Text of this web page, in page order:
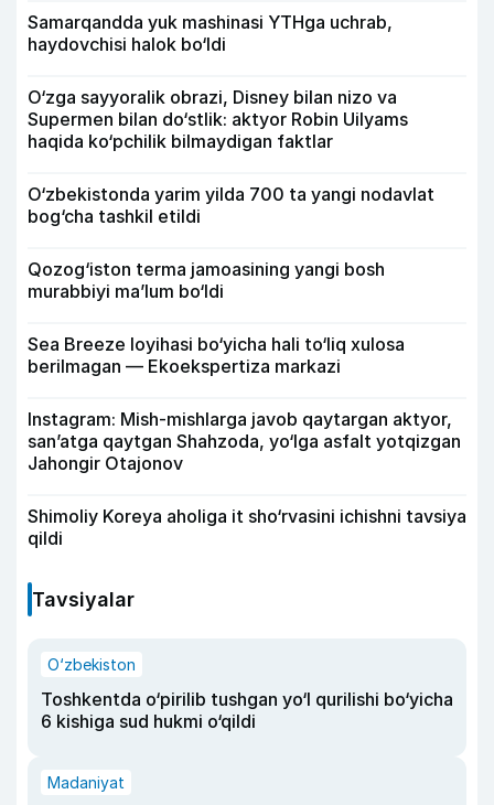
Samarqandda yuk mashinasi YTHga uchrab,
haydovchisi halok bo‘ldi
O‘zga sayyoralik obrazi, Disney bilan nizo va
Supermen bilan do‘stlik: aktyor Robin Uilyams
haqida ko‘pchilik bilmaydigan faktlar
O‘zbekistonda yarim yilda 700 ta yangi nodavlat
bog‘cha tashkil etildi
Qozog‘iston terma jamoasining yangi bosh
murabbiyi ma’lum bo‘ldi
Sea Breeze loyihasi bo‘yicha hali to‘liq xulosa
berilmagan — Ekoekspertiza markazi
Instagram: Mish-mishlarga javob qaytargan aktyor,
san’atga qaytgan Shahzoda, yo‘lga asfalt yotqizgan
Jahongir Otajonov
Shimoliy Koreya aholiga it sho‘rvasini ichishni tavsiya
qildi
Tavsiyalar
O‘zbekiston
Toshkentda o‘pirilib tushgan yo‘l qurilishi bo‘yicha
6 kishiga sud hukmi o‘qildi
Madaniyat